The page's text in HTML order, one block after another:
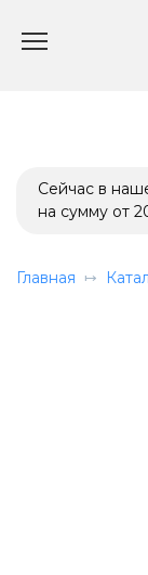
Сейчас в
на сумму от
Главная